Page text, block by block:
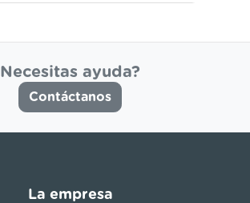
Necesitas ayuda?
Contáctanos
La empresa